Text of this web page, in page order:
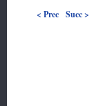
< Prec Succ >